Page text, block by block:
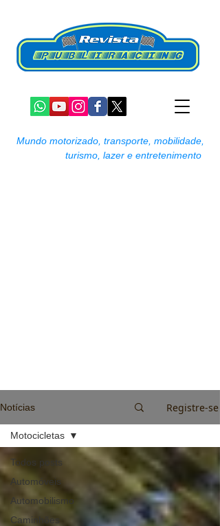
Mundo motorizado, transporte, mobilidade,
turismo, lazer e entretenimento
Notícias Registre-se
Todos posts
Automóveis
Automobilismo
Caminhões
Motocicletas